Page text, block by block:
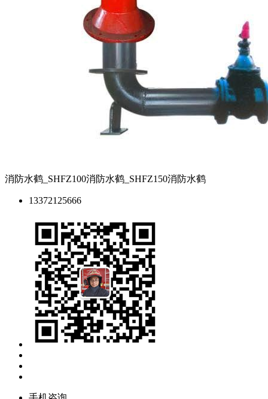
消防水鹤_SHFZ100消防水鹤_SHFZ150消防水鹤
13372125666